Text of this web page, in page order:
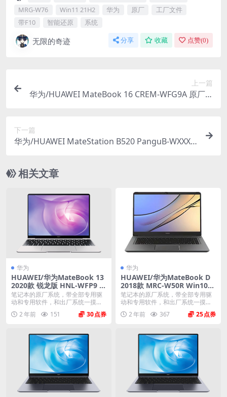
MRG-W76
Win11 21H2 华为 原厂
工厂文件
带F10
智能还原 系统
无限的奇迹 分享 收藏 点赞(0)
上一篇
华为/HUAWEI MateBook 16 CREM-WFG9A 原厂W
下一篇
华为/HUAWEI MateStation B520 PanguB-WXXXX
相关文章
华为
HUAWEI/华为MateBook 13
2020款 锐龙版 HNL-WFP9 W
in11家庭版 原厂oem系统
笔记本的原厂系统，带全部专用驱
动和专用软件，和出厂系统一摸一
样，原机提取，不带一...
2 年前 151 30
华为
HUAWEI/华为MateBook D
2018款 MRC-W50R Win10家
庭版 原厂oem系统
笔记本的原厂系统，带全部专用驱
动和专用软件，和出厂系统一摸一
样。不带一键还原功能...
2 年前 367 25